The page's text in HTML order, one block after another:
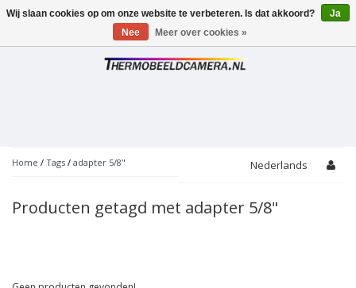
Toggle
Home / Tags / adapter 5/8" Nederlands
Producten getagd met adapter 5/8"
Wij slaan cookies op om onze website te verbeteren. Is dat akkoord?
Ja
Nee
Meer over cookies »